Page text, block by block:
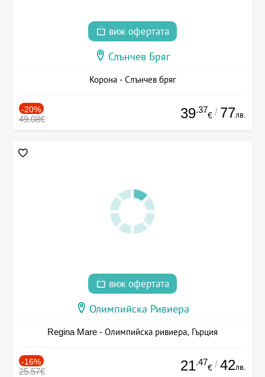
виж офертата
Слънчев Бряг
Корона - Слънчев бряг
-20%
49.08€ 39.37
€ / 77лв.
виж офертата
Олимпийска Ривиера
Regina Mare - Олимпийска ривиера, Гърция
-16%
25.57€ 21.47
€ / 42лв.